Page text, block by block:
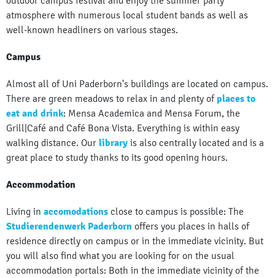
atmosphere with numerous local student bands as well as
well-known headliners on various stages.
Campus
Almost all of Uni Paderborn's buildings are located on campus.
There are green meadows to relax in and plenty of places to
eat and drink: Mensa Academica and Mensa Forum, the
Grill|Café and Café Bona Vista. Everything is within easy
walking distance. Our library is also centrally located and is a
great place to study thanks to its good opening hours.
Accommodation
Living in accomodations close to campus is possible: The
Studierendenwerk Paderborn offers you places in halls of
residence directly on campus or in the immediate vicinity. But
you will also find what you are looking for on the usual
accommodation portals: Both in the immediate vicinity of the